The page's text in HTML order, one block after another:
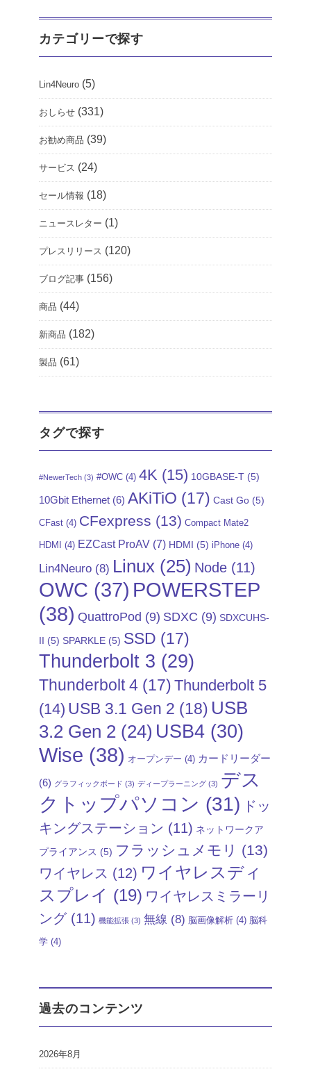
カテゴリーで探す
Lin4Neuro (5)
おしらせ (331)
お勧め商品 (39)
サービス (24)
セール情報 (18)
ニュースレター (1)
プレスリリース (120)
ブログ記事 (156)
商品 (44)
新商品 (182)
製品 (61)
タグで探す
#NewerTech (3) #OWC (4) 4K (15) 10GBASE-T (5)
10Gbit Ethernet (6) AKiTiO (17) Cast Go (5)
CFast (4) CFexpress (13) Compact Mate2
HDMI (4) EZCast ProAV (7) HDMI (5) iPhone (4)
Lin4Neuro (8) Linux (25) Node (11)
OWC (37) POWERSTEP
(38) QuattroPod (9) SDXC (9) SDXCUHS-
II (5) SPARKLE (5) SSD (17)
Thunderbolt 3 (29)
Thunderbolt 4 (17) Thunderbolt 5
(14) USB 3.1 Gen 2 (18) USB
3.2 Gen 2 (24) USB4 (30)
Wise (38) オープンデー (4) カードリーダー
(6) グラフィックボード (3) ディープラーニング (3) デス
クトップパソコン (31) ドッ
キングステーション (11) ネットワークア
プライアンス (5) フラッシュメモリ (13)
ワイヤレス (12) ワイヤレスディ
スプレイ (19) ワイヤレスミラーリ
ング(11) 機能拡張 (3) 無線 (8) 脳画像解析 (4) 脳科
学 (4)
過去のコンテンツ
2026年8月